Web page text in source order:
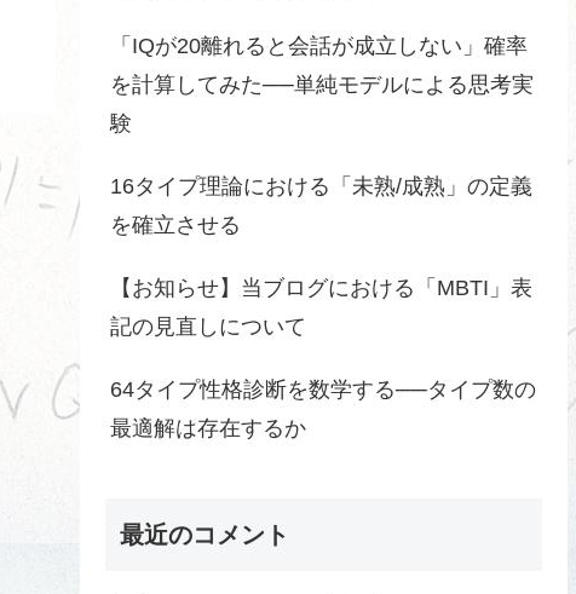
「IQが20離れると会話が成立しない」確率
を計算してみた──単純モデルによる思考実
験
16タイプ理論における「未熟/成熟」の定義
を確立させる
【お知らせ】当ブログにおける「MBTI」表
記の見直しについて
64タイプ性格診断を数学する──タイプ数の
最適解は存在するか
最近のコメント